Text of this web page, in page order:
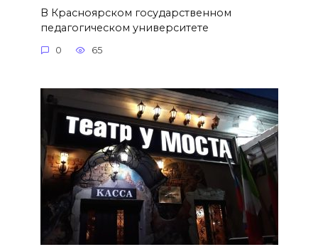
В Красноярском государственном
педагогическом университете
0 65